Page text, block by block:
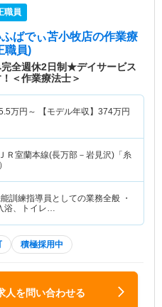
職員
ばでぃ苫小牧店の作業療
職員)
完全週休2日制★デイサービス
＜作業療法士＞
万円～ 【モデル年収】 374万円
ＪＲ室蘭本線(長万部－岩見沢)「糸
訓練指導員としての業務全般 ・
浴、トイレ…
積極採用中
人を問い合わせる